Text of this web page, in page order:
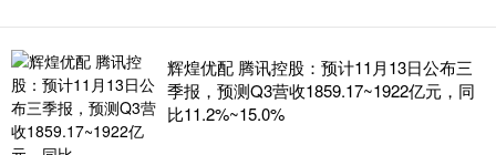
辉煌优配 腾讯控股：预计11月13日公布三
季报，预测Q3营收1859.17~1922亿元，同
比11.2%~15.0%